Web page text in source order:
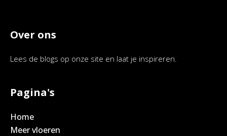
Over ons
Lees de blogs op onze site en laat je inspireren.
Pagina's
Home
Meer vloeren